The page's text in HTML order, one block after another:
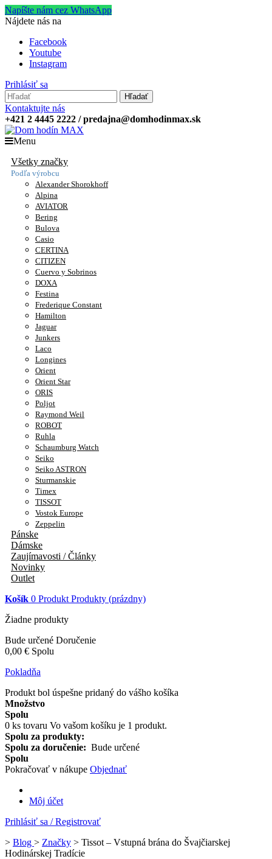
Napíšte nám cez WhatsApp
Nájdete nás na
Facebook
Youtube
Instagram
Prihlásiť sa
Hľadať
Kontaktujte nás
+421 2 4445 2222 / predajna@domhodinmax.sk
Menu
Všetky značky
Podľa výrobcu
Alexander Shorokhoff
Alpina
AVIATOR
Bering
Bulova
Casio
CERTINA
CITIZEN
Cuervo y Sobrinos
DOXA
Festina
Frederique Constant
Hamilton
Jaguar
Junkers
Laco
Longines
Orient
Orient Star
ORIS
Poljot
Raymond Weil
ROBOT
Ruhla
Schaumburg Watch
Seiko
Seiko ASTRON
Sturmanskie
Timex
TISSOT
Vostok Europe
Zeppelin
Pánske
Dámske
Zaujímavosti / Články
Novinky
Outlet
Košík 0 Produkt Produkty (prázdny)
Žiadne produkty
Bude určené Doručenie
0,00 € Spolu
Pokladňa
Produkt bol úspešne pridaný do vášho košíka
Množstvo
Spolu
0 ks tovaru Vo vašom košíku je 1 produkt.
Spolu za produkty:
Spolu za doručenie: Bude určené
Spolu
Pokračovať v nákupe Objednať
Môj účet
Prihlásiť sa / Registrovať
> Blog > Značky > Tissot – Vstupná brána do Švajčiarskej
Hodinárskej Tradície